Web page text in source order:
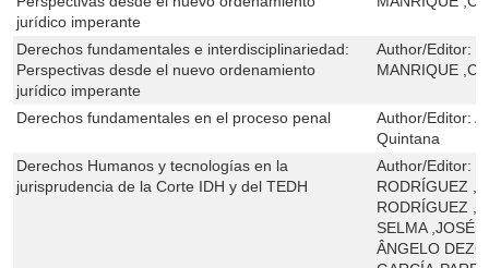
jurídico imperante
Derechos fundamentales e interdisciplinariedad:
Perspectivas desde el nuevo ordenamiento
jurídico imperante
Author/Editor:
MANRIQUE
Derechos fundamentales en el proceso penal Author/Editor:
Quintana
Derechos Humanos y tecnologías en la
jurisprudencia de la Corte IDH y del TEDH
Author/Editor:
RODRÍGUEZ
RODRÍGUEZ
SELMA ,JOSÉ
ÂNGELO